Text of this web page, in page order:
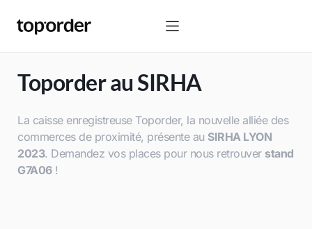
Toporder au SIRHA
La caisse enregistreuse Toporder, la nouvelle alliée des
commerces de proximité, présente au SIRHA LYON
2023. Demandez vos places pour nous retrouver stand
G7A06!